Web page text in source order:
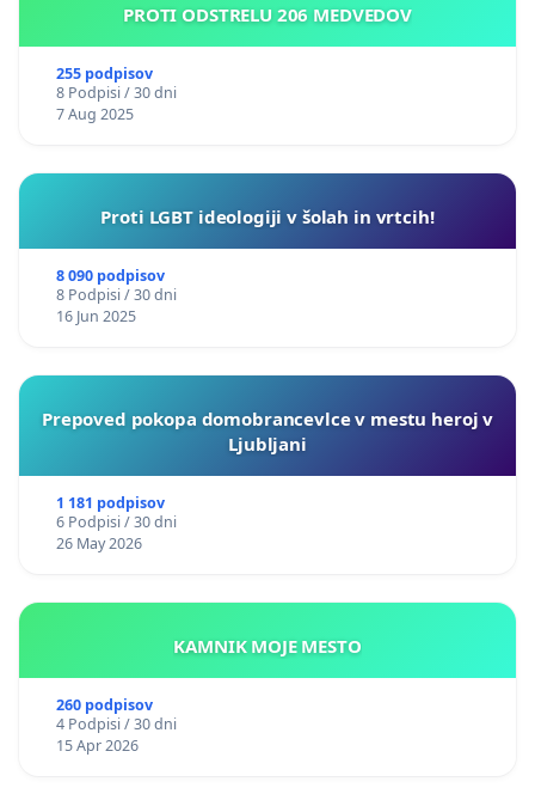
PROTI ODSTRELU 206 MEDVEDOV
255 podpisov
8 Podpisi / 30 dni
7 Aug 2025
Proti LGBT ideologiji v šolah in vrtcih!
8 090 podpisov
8 Podpisi / 30 dni
16 Jun 2025
Prepoved pokopa domobrancevlce v mestu heroj v
Ljubljani
1 181 podpisov
6 Podpisi / 30 dni
26 May 2026
KAMNIK MOJE MESTO
260 podpisov
4 Podpisi / 30 dni
15 Apr 2026